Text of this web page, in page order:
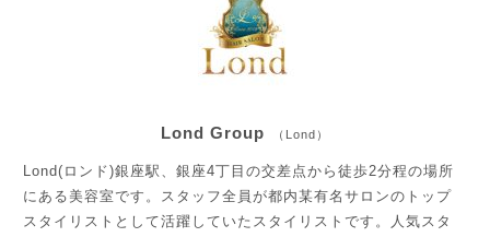
Lond Group （Lond）
Lond(ロンド)銀座駅、銀座4丁目の交差点から徒歩2分程の場所
にある美容室です。スタッフ全員が都内某有名サロンのトップ
スタイリストとして活躍していたスタイリストです。人気スタ